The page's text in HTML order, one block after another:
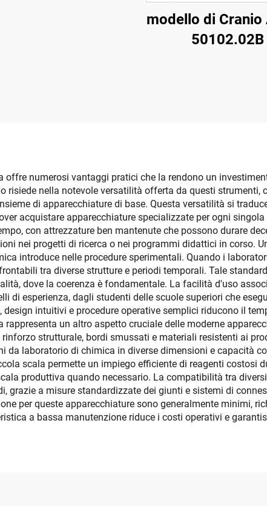
modello di Cranio
50102.02B
numerosi vantaggi pratici che la rendono un
risiede nella notevole versatilità offerta da questi strumenti,
di apparecchiature di base. Questa versatilità si
acquistare apparecchiature specializzate per ogni
con attrezzature ben mantenute che possono durare
nei progetti di ricerca o nei programmi didattici in corso.
introduce nelle procedure sperimentali. Quando i
tra diverse strutture e periodi temporali. Tale
dove la coerenza è fondamentale. La facilità d'uso
di esperienza, dagli studenti delle scuole superiori che
intuitivi e procedure operative semplici riducono il
un altro aspetto cruciale delle moderne
strutturale, bordi smussati e materiali resistenti ai
da laboratorio di chimica in diverse dimensioni e capacità
scala permette un impiego efficiente di reagenti costosi
produttiva quando necessario. La compatibilità tra
grazie a misure standardizzate dei giunti e sistemi di
per queste apparecchiature sono generalmente minimi,
a bassa manutenzione riduce i costi operativi e